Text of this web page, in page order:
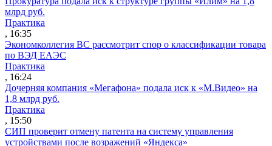
млрд руб.
Практика
, 16:35
Экономколлегия ВС рассмотрит спор о классификации товара
по ВЭД ЕАЭС
Практика
, 16:24
Дочерняя компания «Мегафона» подала иск к «М.Видео» на
1,8 млрд руб.
Практика
, 15:50
СИП проверит отмену патента на систему управления
устройствами после возражений «Яндекса»